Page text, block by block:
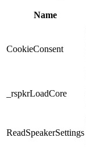
Name
CookieConsent
_rspkrLoadCore
ReadSpeakerSettings